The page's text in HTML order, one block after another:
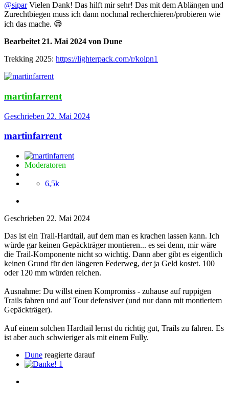
@siparVielen Dank! Das hilft mir sehr! Das mit dem Ablängen und
Zurechtbiegen muss ich dann nochmal recherchieren/probieren wie
ich das mache. 😅
Bearbeitet 21. Mai 2024 von Dune
Trekking 2025: https://lighterpack.com/r/kolpn1
martinfarrent
Geschrieben 22. Mai 2024
martinfarrent
Moderatoren
6,5k
Geschrieben 22. Mai 2024
Das ist ein Trail-Hardtail, auf dem man es krachen lassen kann. Ich
würde gar keinen Gepäckträger montieren... es sei denn, mir wäre
die Trail-Komponente nicht so wichtig. Dann aber gibt es eigentlich
keinen Grund für den längeren Federweg, der ja Geld kostet. 100
oder 120 mm würden reichen.
Ausnahme: Du willst einen Kompromiss - zuhause auf ruppigen
Trails fahren und auf Tour defensiver (und nur dann mit montiertem
Gepäckträger).
Auf einem solchen Hardtail lernst du richtig gut, Trails zu fahren. Es
ist aber auch schwieriger als mit einem Fully.
Dune reagierte darauf
1